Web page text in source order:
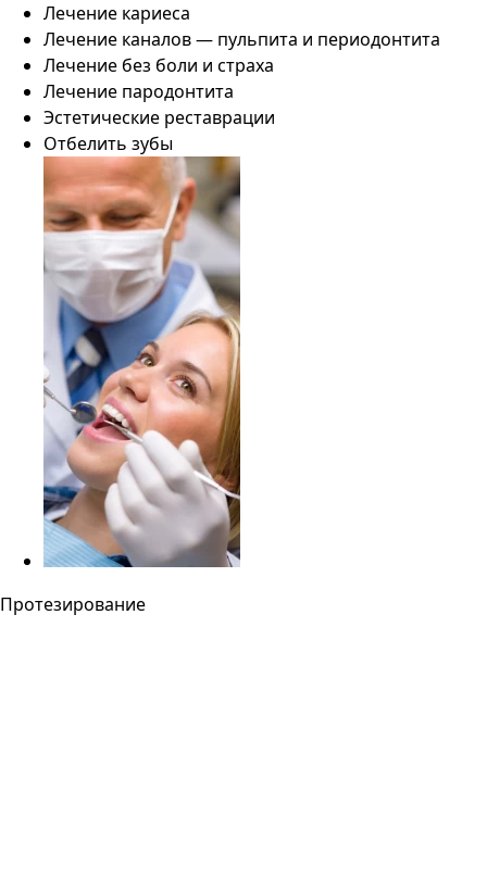
Лечение кариеса
Лечение каналов — пульпита и периодонтита
Лечение без боли и страха
Лечение пародонтита
Эстетические реставрации
Отбелить зубы
Протезирование